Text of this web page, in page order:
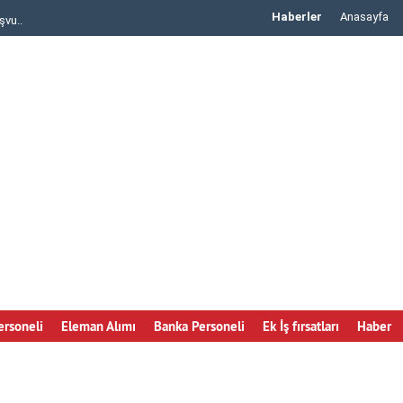
IKEA Personel Alımı iş başvurusu yapma..
Haberler Anasayfa
Eleman Alımı Banka Personeli Ek İş fırsatları Haber